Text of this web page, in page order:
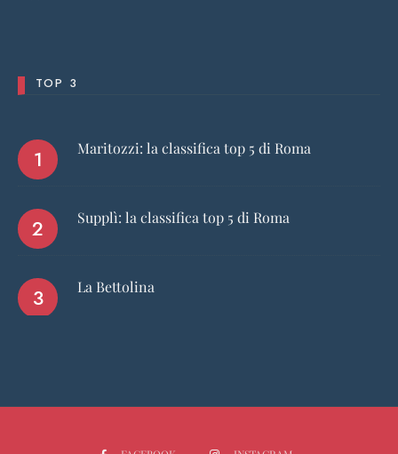
TOP 3
Maritozzi: la classifica top 5 di Roma
Supplì: la classifica top 5 di Roma
La Bettolina